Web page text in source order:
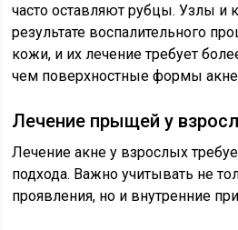
часто оставляют рубцы. Узлы и
результате воспалительного
кожи, и их лечение требует
чем поверхностные формы
Лечение прыщей у
Лечение акне у взрослых
подхода. Важно учитывать не
проявления, но и внутренние